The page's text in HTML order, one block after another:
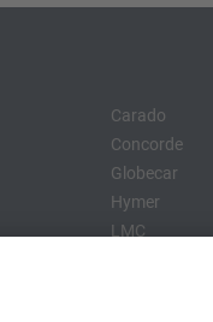
Carado
Concorde
Globecar
Hymer
LMC